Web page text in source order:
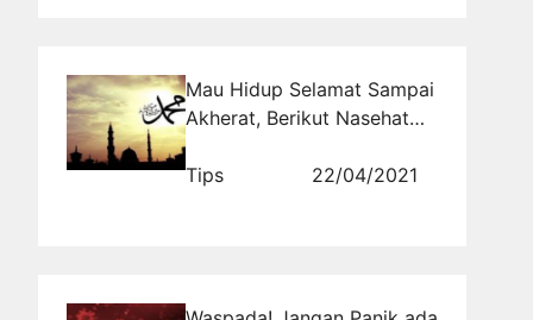
Mau Hidup Selamat Sampai
Akherat, Berikut Nasehat
Tips
22/04/2021